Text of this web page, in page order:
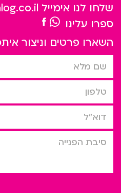
שלחו לנו אימייל
ספרו עלינו
השארו פרטים וניצור
שם מלא
טלפון
דוא”ל
סיבת הפניה